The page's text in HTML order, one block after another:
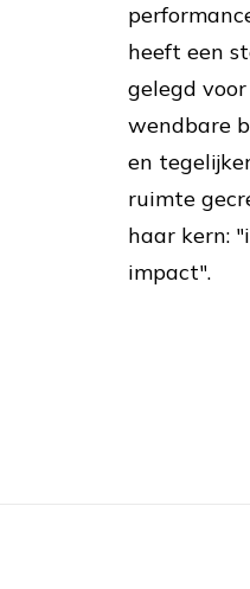
heeft een
gelegd
wendbare
en
ruimte
haar kern:
impact".